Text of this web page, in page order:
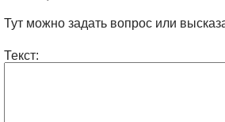
Тут можно задать вопрос или
Текст: